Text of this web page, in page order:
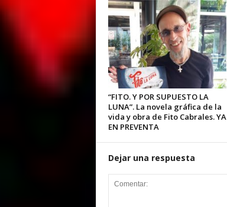
“FITO. Y POR SUPUESTO LA
LUNA”. La novela gráfica de la
vida y obra de Fito Cabrales. YA
EN PREVENTA
Dejar una respuesta